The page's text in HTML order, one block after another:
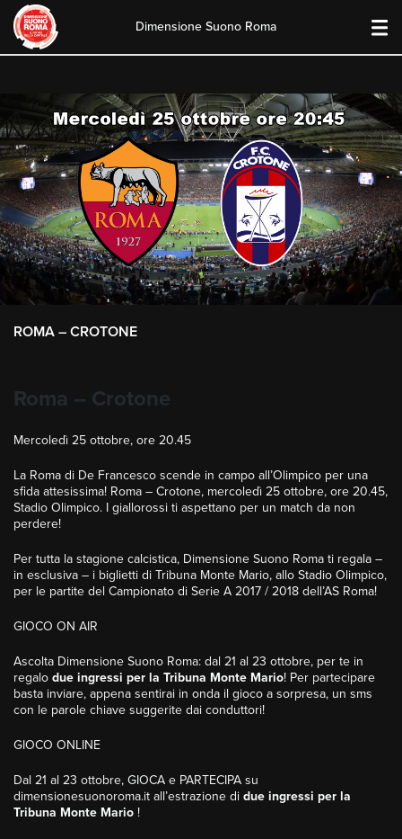
Dimensione Suono Roma
ROMA – CROTONE
Roma – Crotone
Mercoledì 25 ottobre, ore 20.45
La Roma di De Francesco scende in campo all’Olimpico per una
sfida attesissima! Roma – Crotone, mercoledì 25 ottobre, ore 20.45,
Stadio Olimpico. I giallorossi ti aspettano per un match da non
perdere!
Per tutta la stagione calcistica, Dimensione Suono Roma ti regala –
in esclusiva – i biglietti di Tribuna Monte Mario, allo Stadio Olimpico,
per le partite del Campionato di Serie A 2017 / 2018 dell’AS Roma!
GIOCO ON AIR
Ascolta Dimensione Suono Roma: dal 21 al 23 ottobre, per te in
regalo due ingressi per la Tribuna Monte Mario! Per partecipare
basta inviare, appena sentirai in onda il gioco a sorpresa, un sms
con le parole chiave suggerite dai conduttori!
GIOCO ONLINE
Dal 21 al 23 ottobre, GIOCA e PARTECIPA su
dimensionesuonoroma.it all’estrazione di due ingressi per la
Tribuna Monte Mario !